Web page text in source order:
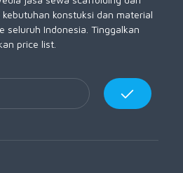
konstuksi dan material
seluruh Indonesia. Tinggalkan
price list.